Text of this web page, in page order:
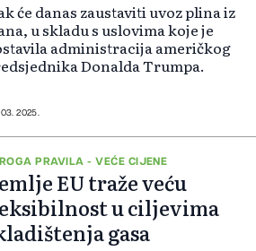
će danas zaustaviti uvoz plina iz
u skladu s uslovima koje je
administracija američkog
Donalda Trumpa.
2025.
PRAVILA - VEĆE CIJENE
EU traže veću
u ciljevima
gasa